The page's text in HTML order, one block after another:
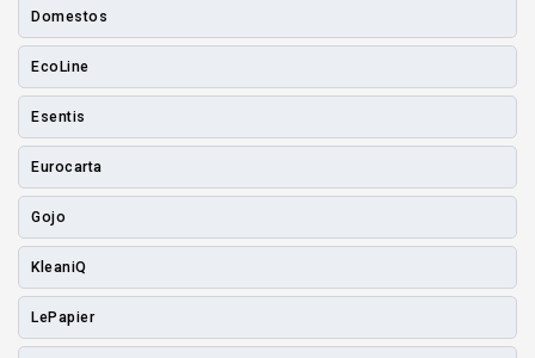
Domestos
EcoLine
Esentis
Eurocarta
Gojo
KleaniQ
LePapier